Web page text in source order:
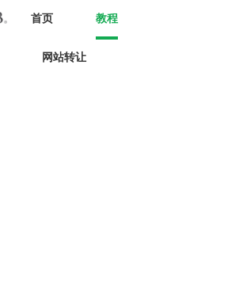
首页 教程
网站转让